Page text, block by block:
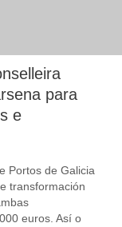
para
e
Portos de Galicia
transformación
euros. Así o